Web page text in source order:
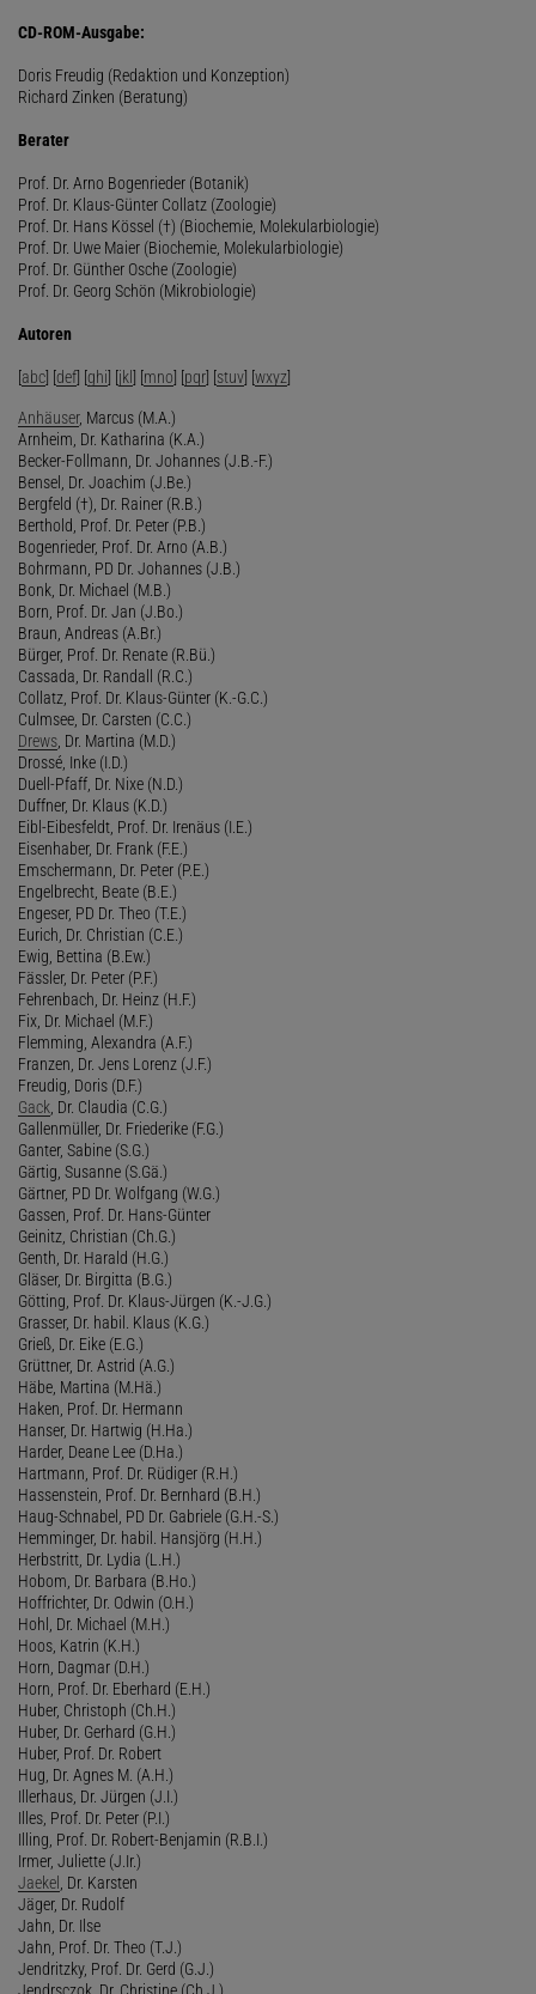
CD-ROM-Ausgabe:
Doris Freudig (Redaktion und Konzeption)
Richard Zinken (Beratung)
Berater
Prof. Dr. Arno Bogenrieder (Botanik)
Prof. Dr. Klaus-Günter Collatz (Zoologie)
Prof. Dr. Hans Kössel (†) (Biochemie, Molekularbiologie)
Prof. Dr. Uwe Maier (Biochemie, Molekularbiologie)
Prof. Dr. Günther Osche (Zoologie)
Prof. Dr. Georg Schön (Mikrobiologie)
Autoren
[abc] [def] [ghi] [jkl] [mno] [pqr] [stuv] [wxyz]
Anhäuser, Marcus (M.A.)
Arnheim, Dr. Katharina (K.A.)
Becker-Follmann, Dr. Johannes (J.B.-F.)
Bensel, Dr. Joachim (J.Be.)
Bergfeld (†), Dr. Rainer (R.B.)
Berthold, Prof. Dr. Peter (P.B.)
Bogenrieder, Prof. Dr. Arno (A.B.)
Bohrmann, PD Dr. Johannes (J.B.)
Bonk, Dr. Michael (M.B.)
Born, Prof. Dr. Jan (J.Bo.)
Braun, Andreas (A.Br.)
Bürger, Prof. Dr. Renate (R.Bü.)
Cassada, Dr. Randall (R.C.)
Collatz, Prof. Dr. Klaus-Günter (K.-G.C.)
Culmsee, Dr. Carsten (C.C.)
Drews , Dr. Martina (M.D.)
Drossé, Inke (I.D.)
Duell-Pfaff, Dr. Nixe (N.D.)
Duffner, Dr. Klaus (K.D.)
Eibl-Eibesfeldt, Prof. Dr. Irenäus (I.E.)
Eisenhaber, Dr. Frank (F.E.)
Emschermann, Dr. Peter (P.E.)
Engelbrecht, Beate (B.E.)
Engeser, PD Dr. Theo (T.E.)
Eurich, Dr. Christian (C.E.)
Ewig, Bettina (B.Ew.)
Fässler, Dr. Peter (P.F.)
Fehrenbach, Dr. Heinz (H.F.)
Fix, Dr. Michael (M.F.)
Flemming, Alexandra (A.F.)
Franzen, Dr. Jens Lorenz (J.F.)
Freudig, Doris (D.F.)
Gack , Dr. Claudia (C.G.)
Gallenmüller, Dr. Friederike (F.G.)
Ganter, Sabine (S.G.)
Gärtig, Susanne (S.Gä.)
Gärtner, PD Dr. Wolfgang (W.G.)
Gassen, Prof. Dr. Hans-Günter
Geinitz, Christian (Ch.G.)
Genth, Dr. Harald (H.G.)
Gläser, Dr. Birgitta (B.G.)
Götting, Prof. Dr. Klaus-Jürgen (K.-J.G.)
Grasser, Dr. habil. Klaus (K.G.)
Grieß, Dr. Eike (E.G.)
Grüttner, Dr. Astrid (A.G.)
Häbe, Martina (M.Hä.)
Haken, Prof. Dr. Hermann
Hanser, Dr. Hartwig (H.Ha.)
Harder, Deane Lee (D.Ha.)
Hartmann, Prof. Dr. Rüdiger (R.H.)
Hassenstein, Prof. Dr. Bernhard (B.H.)
Haug-Schnabel, PD Dr. Gabriele (G.H.-S.)
Hemminger, Dr. habil. Hansjörg (H.H.)
Herbstritt, Dr. Lydia (L.H.)
Hobom, Dr. Barbara (B.Ho.)
Hoffrichter, Dr. Odwin (O.H.)
Hohl, Dr. Michael (M.H.)
Hoos, Katrin (K.H.)
Horn, Dagmar (D.H.)
Horn, Prof. Dr. Eberhard (E.H.)
Huber, Christoph (Ch.H.)
Huber, Dr. Gerhard (G.H.)
Huber, Prof. Dr. Robert
Hug, Dr. Agnes M. (A.H.)
Illerhaus, Dr. Jürgen (J.I.)
Illes, Prof. Dr. Peter (P.I.)
Illing, Prof. Dr. Robert-Benjamin (R.B.I.)
Irmer, Juliette (J.Ir.)
Jaekel , Dr. Karsten
Jäger, Dr. Rudolf
Jahn, Dr. Ilse
Jahn, Prof. Dr. Theo (T.J.)
Jendritzky, Prof. Dr. Gerd (G.J.)
Jendrsczok, Dr. Christine (Ch.J.)